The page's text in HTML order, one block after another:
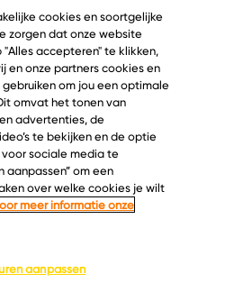
2026 Velder
Informatie
Over ons
Ontdek
Keurmerken
cookies en soortgelijke
zorgen dat onze website
accepteren" te klikken,
en onze partners cookies en
om jou een optimale
omvat het tonen van
advertenties, de
te bekijken en de optie
sociale media te
aanpassen” om een
over welke cookies je wilt
meer informatie onze
aanpassen